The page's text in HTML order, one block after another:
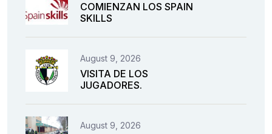
COMIENZAN LOS SPAIN
SKILLS
August 9, 2026
VISITA DE LOS
JUGADORES.
August 9, 2026